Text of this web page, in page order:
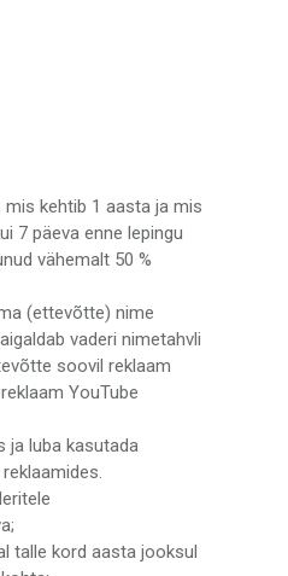
mis kehtib 1 aasta ja mis
7 päeva enne lepingu
vähemalt 50 %
(ettevõtte) nime
vaderi nimetahvli
soovil reklaam
YouTube
ja luba kasutada
talle kord aasta jooksul